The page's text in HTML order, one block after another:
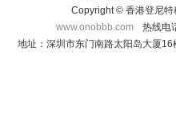
Copyright © 香港登尼特
www.onobbb.com
热线电
地址：深圳市东门南路太阳岛大厦